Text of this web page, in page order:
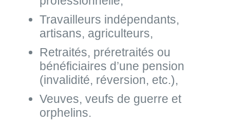
Travailleurs indépendants,
artisans, agriculteurs,
Retraités, préretraités ou
bénéficiaires d’une pension
(invalidité, réversion, etc.),
Veuves, veufs de guerre et
orphelins.